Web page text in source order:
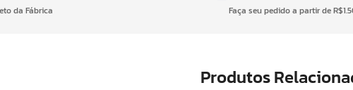
da Fábrica Faça seu pedido a partir de
Produtos